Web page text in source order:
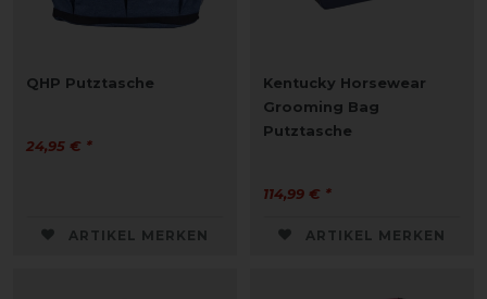
QHP Putztasche
24,95 € *
ARTIKEL MERKEN
Kentucky Horsewear
Grooming Bag
Putztasche
114,99 € *
ARTIKEL MERKEN